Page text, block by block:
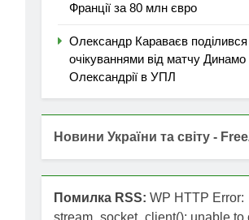
Франції за 80 млн євро
Олександр Караваєв поділився
очікуваннями від матчу Динамо
Олександрії в УПЛ
Новини України та світу -
Помилка RSS: WP HTTP Error:
stream_socket_client(): unable to